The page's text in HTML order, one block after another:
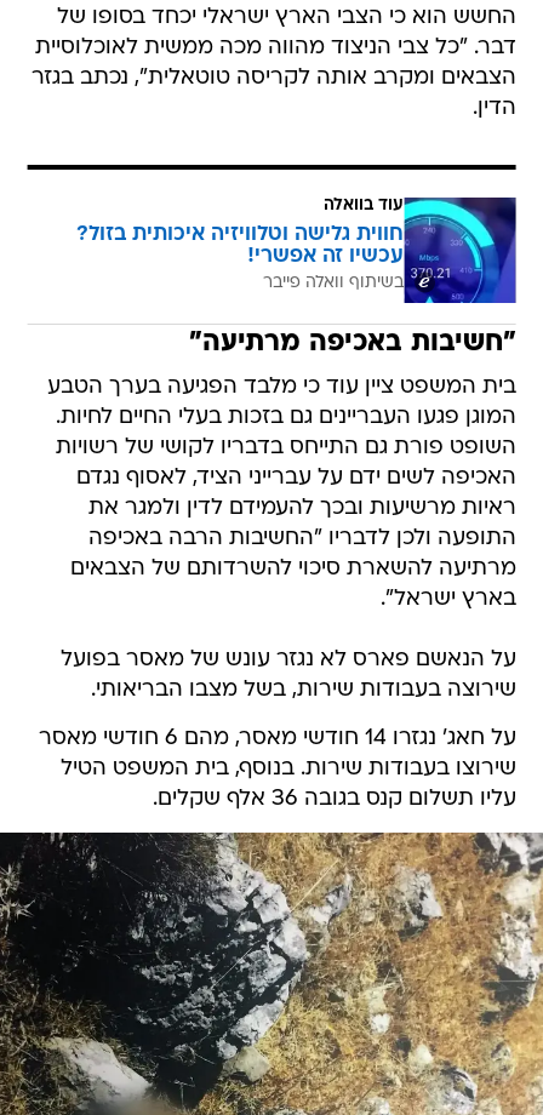
החשש הוא כי הצבי הארץ ישראלי יכחד בסופו של
דבר. "כל צבי הניצוד מהווה מכה ממשית לאוכלוסיית
הצבאים ומקרב אותה לקריסה טוטאלית", נכתב בגזר
הדין.
עוד בוואלה
חווית גלישה וטלוויזיה איכותית בזול?
עכשיו זה אפשרי!
בשיתוף וואלה פייבר
"חשיבות באכיפה מרתיעה"
בית המשפט ציין עוד כי מלבד הפגיעה בערך הטבע
המוגן פגעו העבריינים גם בזכות בעלי החיים לחיות.
השופט פורת גם התייחס בדבריו לקושי של רשויות
האכיפה לשים ידם על עברייני הציד, לאסוף נגדם
ראיות מרשיעות ובכך להעמידם לדין ולמגר את
התופעה ולכן לדבריו "החשיבות הרבה באכיפה
מרתיעה להשארת סיכוי להשרדותם של הצבאים
בארץ ישראל".
על הנאשם פארס לא נגזר עונש של מאסר בפועל
שירוצה בעבודות שירות, בשל מצבו הבריאותי.
על חאג' נגזרו 14 חודשי מאסר, מהם 6 חודשי מאסר
שירוצו בעבודות שירות. בנוסף, בית המשפט הטיל
עליו תשלום קנס בגובה 36 אלף שקלים.